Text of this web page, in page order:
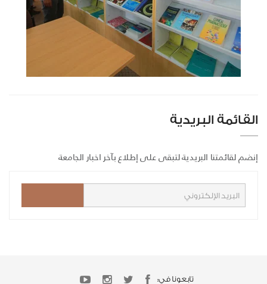
القائمة البريدية
إنضم لقائمتنا البريدية لتبقى على إطلاع بآخر اخبار الجامعة
تابعونا في: